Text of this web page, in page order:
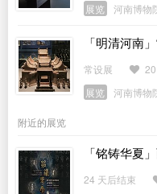
展览
河南博物
「明清河南
常设展
展览
河南博物
附近的展览
「铭铸华夏
24 天后结束